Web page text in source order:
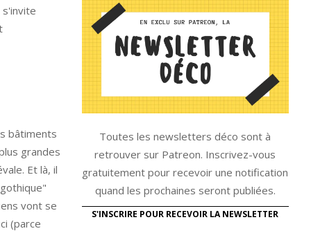
bâtiments
grandes
Et là, il
vont se
(parce
Toutes les newsletters déco sont à
retrouver sur Patreon. Inscrivez-vous
gratuitement pour recevoir une notification
quand les prochaines seront publiées.
S'INSCRIRE POUR RECEVOIR LA NEWSLETTER